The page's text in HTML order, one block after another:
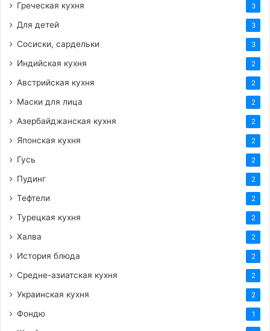
Греческая кухня 3
Для детей 3
Сосиски, сардельки 3
Индийская кухня 2
Австрийская кухня 2
Маски для лица 2
Азербайджанская кухня 2
Японская кухня 2
Гусь 2
Пудинг 2
Тефтели 2
Турецкая кухня 2
Халва 2
История блюда 2
Средне-азиатская кухня 2
Украинская кухня 2
Фондю 1